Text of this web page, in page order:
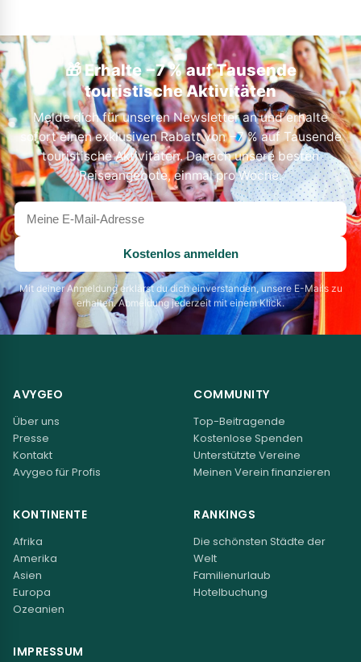
🎁 Erhalte −7 % auf Tausende
touristische Aktivitäten
Melde dich für unseren Newsletter an und erhalte
sofort einen exklusiven Rabatt von −7 % auf Tausende
touristische Aktivitäten. Danach unsere besten
Reiseangebote, einmal pro Woche.
Deine
E-
Mail-
Adresse
Kostenlos anmelden
Mit deiner Anmeldung erklärst du dich einverstanden, unsere E-Mails zu
erhalten. Abmeldung jederzeit mit einem Klick.
AVYGEO
Über uns
Presse
Kontakt
Avygeo für Profis
COMMUNITY
Top-Beitragende
Kostenlose Spenden
Unterstützte Vereine
Meinen Verein finanzieren
KONTINENTE
Afrika
Amerika
Asien
Europa
Ozeanien
RANKINGS
Die schönsten Städte der
Welt
Familienurlaub
Hotelbuchung
IMPRESSUM